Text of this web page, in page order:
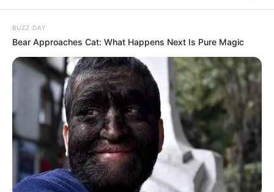
BUZZ DAY
Bear Approaches Cat: What Happens Next Is Pure Magic